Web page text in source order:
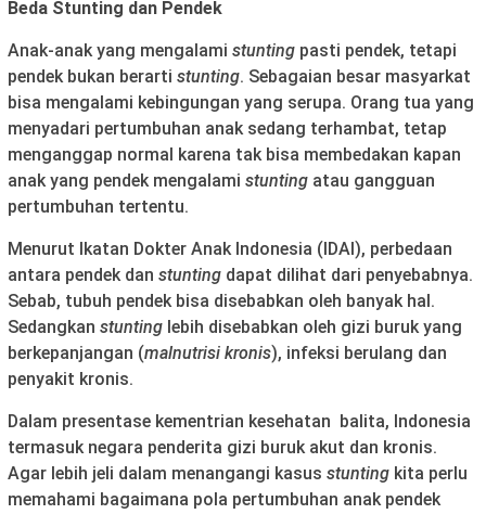
Beda Stunting dan Pendek
Anak-anak yang mengalami stunting pasti pendek, tetapi
pendek bukan berarti stunting. Sebagaian besar masyarkat
bisa mengalami kebingungan yang serupa. Orang tua yang
menyadari pertumbuhan anak sedang terhambat, tetap
menganggap normal karena tak bisa membedakan kapan
anak yang pendek mengalami stunting atau gangguan
pertumbuhan tertentu.
Menurut Ikatan Dokter Anak Indonesia (IDAI), perbedaan
antara pendek dan stunting dapat dilihat dari penyebabnya.
Sebab, tubuh pendek bisa disebabkan oleh banyak hal.
Sedangkan stunting lebih disebabkan oleh gizi buruk yang
berkepanjangan (malnutrisi kronis), infeksi berulang dan
penyakit kronis.
Dalam presentase kementrian kesehatan balita, Indonesia
termasuk negara penderita gizi buruk akut dan kronis.
Agar lebih jeli dalam menangangi kasus stunting kita perlu
memahami bagaimana pola pertumbuhan anak pendek